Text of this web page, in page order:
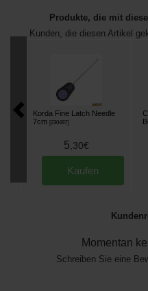
Produkte, die mit
Kunden, die diesen Artikel
Korda Fine Latch Needle
7cm [230497]
5 30€
Kaufen
Momentan
Schreiben Sie eine